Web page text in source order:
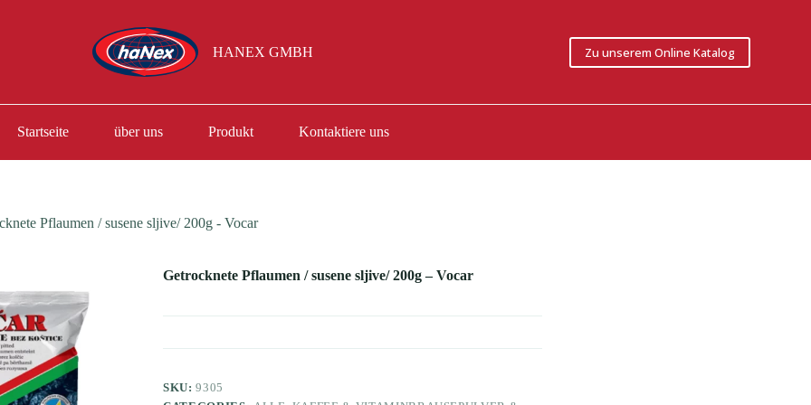
HANEX GMBH Zu unserem Online Katalog
Startseite über uns Produkt Kontaktiere uns
Pflaumen / susene sljive/ 200g - Vocar
Getrocknete Pflaumen / susene sljive/ 200g – Vocar
SKU:9305